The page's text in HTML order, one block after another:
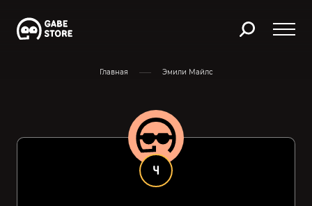
Главная Эмили Майлс
4